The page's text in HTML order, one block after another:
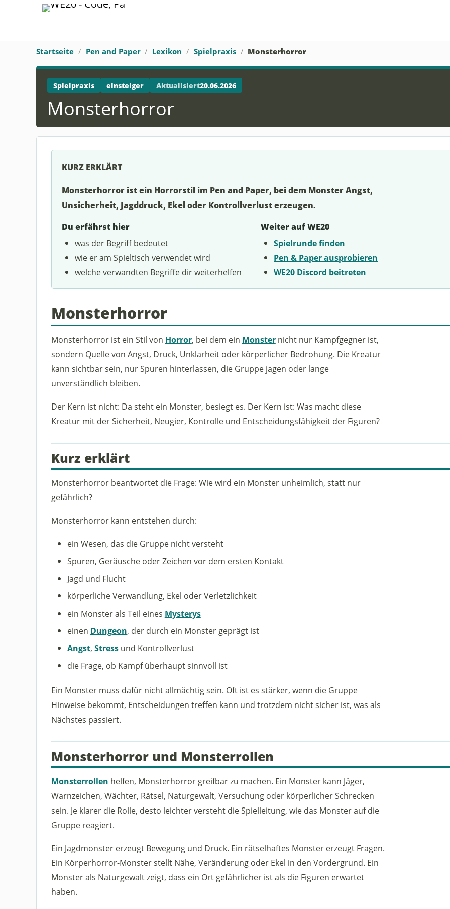
Startseite Pen and Paper Lexikon Spielpraxis Monsterhorror
Spielpraxis einsteiger Aktualisiert20.06.2026
Monsterhorror
KURZ ERKLÄRT
Monsterhorror ist ein Horrorstil im Pen and Paper, bei dem Monster Angst,
Unsicherheit, Jagddruck, Ekel oder Kontrollverlust erzeugen.
Du erfährst hier
was der Begriff bedeutet
wie er am Spieltisch verwendet wird
welche verwandten Begriffe dir weiterhelfen
Weiter auf WE20
Spielrunde finden
Pen & Paper ausprobieren
WE20 Discord beitreten
Monsterhorror
Monsterhorror ist ein Stil von Horror, bei dem ein Monsternicht nur Kampfgegner ist,
sondern Quelle von Angst, Druck, Unklarheit oder körperlicher Bedrohung. Die Kreatur
kann sichtbar sein, nur Spuren hinterlassen, die Gruppe jagen oder lange
unverständlich bleiben.
Der Kern ist nicht: Da steht ein Monster, besiegt es. Der Kern ist: Was macht diese
Kreatur mit der Sicherheit, Neugier, Kontrolle und Entscheidungsfähigkeit der Figuren?
Kurz erklärt
Monsterhorror beantwortet die Frage: Wie wird ein Monster unheimlich, statt nur
gefährlich?
Monsterhorror kann entstehen durch:
ein Wesen, das die Gruppe nicht versteht
Spuren, Geräusche oder Zeichen vor dem ersten Kontakt
Jagd und Flucht
körperliche Verwandlung, Ekel oder Verletzlichkeit
ein Monster als Teil eines Mysterys
einen Dungeon, der durch ein Monster geprägt ist
Angst, Stressund Kontrollverlust
die Frage, ob Kampf überhaupt sinnvoll ist
Ein Monster muss dafür nicht allmächtig sein. Oft ist es stärker, wenn die Gruppe
Hinweise bekommt, Entscheidungen treffen kann und trotzdem nicht sicher ist, was als
Nächstes passiert.
Monsterhorror und Monsterrollen
Monsterrollen helfen, Monsterhorror greifbar zu machen. Ein Monster kann Jäger,
Warnzeichen, Wächter, Rätsel, Naturgewalt, Versuchung oder körperlicher Schrecken
sein. Je klarer die Rolle, desto leichter versteht die Spielleitung, wie das Monster auf die
Gruppe reagiert.
Ein Jagdmonster erzeugt Bewegung und Druck. Ein rätselhaftes Monster erzeugt Fragen.
Ein Körperhorror-Monster stellt Nähe, Veränderung oder Ekel in den Vordergrund. Ein
Monster als Naturgewalt zeigt, dass ein Ort gefährlicher ist als die Figuren erwartet
haben.